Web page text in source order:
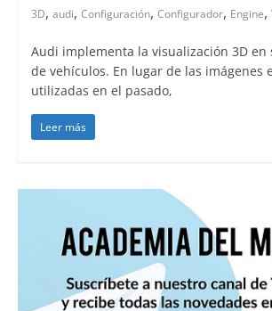
3D, audi, Configuración, Configurador, Engine,
Audi implementa la visualización 3D en
de vehículos. En lugar de las imágenes
utilizadas en el pasado,
Leer más